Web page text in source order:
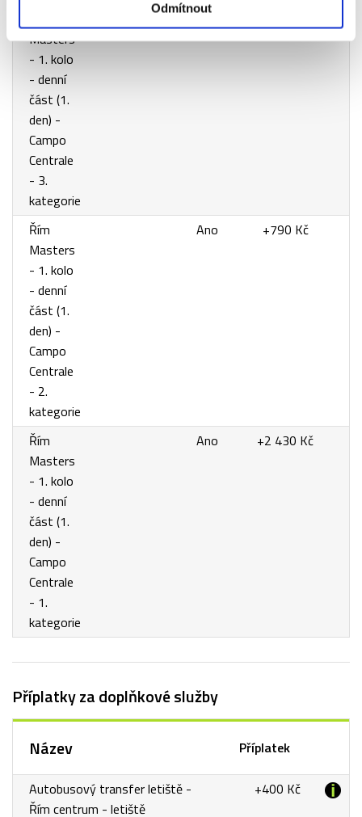
Odmítnout
Masters
- 1. kolo
- denní
část (1.
den) -
Campo
Centrale
- 3.
kategorie
Ano
Řím
Masters
- 1. kolo
- denní
část (1.
den) -
Campo
Centrale
- 2.
kategorie
Ano +790 Kč
Řím
Masters
- 1. kolo
- denní
část (1.
den) -
Campo
Centrale
- 1.
kategorie
Ano +2 430 Kč
Příplatky za doplňkové služby
Název Příplatek
Autobusový transfer letiště -
Řím centrum - letiště
+400 Kč